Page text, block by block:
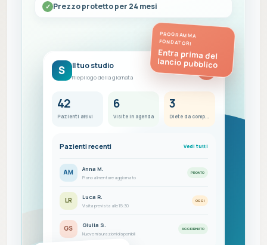
Prezzo protetto per 24 mesi
PROGRAMMA
FONDATORI
Entra prima del
lancio pubblico
S Il tuo studio
Riepilogo della giornata
FC
42
Pazienti attivi
6
Visite in agenda
3
Pazienti recenti Vedi tutti
AM Anna M.
Piano alimentare aggiornato
PRONTO
LR Luca R.
Visita prevista alle 15:30
OGGI
GS Giulia S.
Nuove misurazioni disponibili
AGGIORNATO